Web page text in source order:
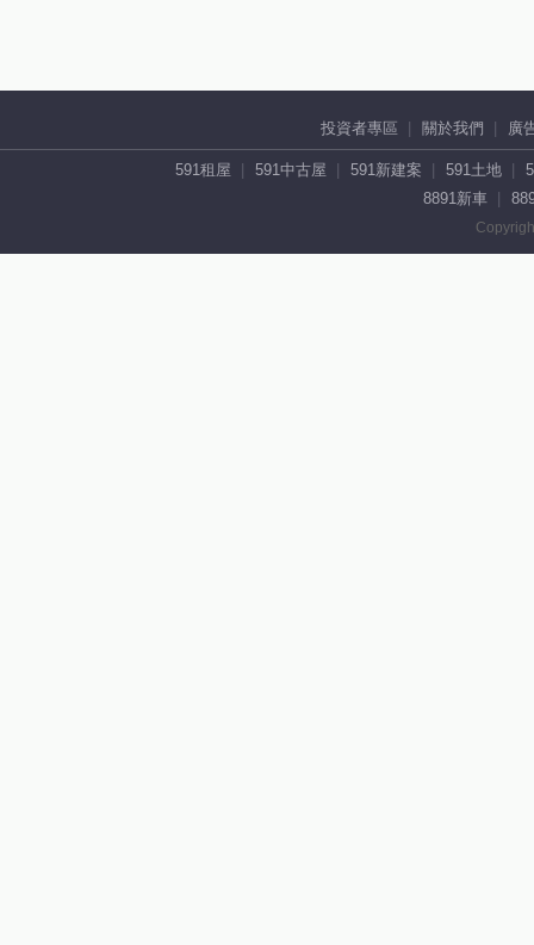
投資者專區 關於我們 廣
591租屋 591中古屋 591新建案 591土地
8891新車